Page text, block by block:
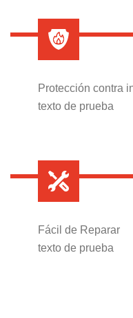
Protección contra
texto de prueba
Fácil de Reparar
texto de prueba